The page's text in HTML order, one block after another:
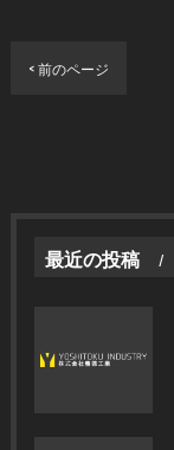
< 前のページ
最近の投稿